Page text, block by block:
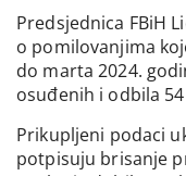
Predsjednica FBiH
o pomilovanjima
do marta 2024.
osuđenih i odbila
Prikupljeni podaci
potpisuju brisanje